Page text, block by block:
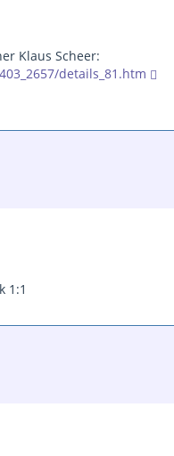
Klaus Scheer:
details_81.htm
1:1